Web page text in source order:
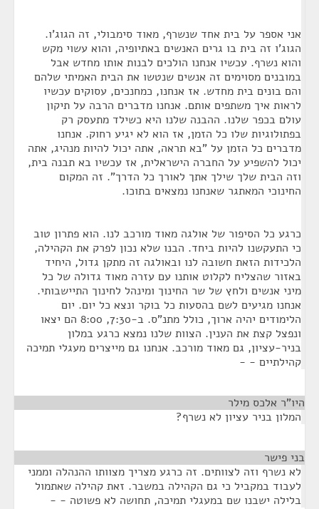
אני אספר על בית אחד שנשרף, מאוד סימבולי, זה הגוג'ו.
הגוג'ו זה בית בו גרים האנשים באתיופיה, והוא עשוי מקש
והוא נשרף. עכשיו אנחנו הולכים לבנות אותו מחדש אבל
במובנים מסוימים זה אנשים שנטשו את הבית האמיתי שלהם
והם בונים בית מחדש. אז אנחנו, כמחנכים, עסוקים עכשיו
לראות איך משתפים אותם. אנחנו מדברים הרבה על תיקון
עולם בכפר שלנו. ההבנה שלנו היא כשילד מתעסק רק
בפתולוגיות שלו כל הזמן, אז הוא לא יגיע רחוק. אנחנו
מדברים כל הזמן על "בא תראה, אתה יכול להיות מנהיג, אתה
יכול להשפיע על החברה הישראלית, אז עכשיו בא תבנה בית,
וזה הבית שלך שילך אתך לאורך כל הדרך". זה המקום
החינוכי המאתגר שאנחנו נמצאים בתוכו.
כרגע כל הסיפור של אולגה מאוד מורכב לנו. הוא פתרון טוב
כי התעקשנו להיות ביחד. הבנו שלא נכון לפרק את הקהילה,
הלכידות הזאת חשובה לנו ובאולגה זה מתקן גדול, היחיד
באזור שהצליח לקלוט אותנו עם עזרה מאוד גדולה של כל
מיני אנשים ולחץ של שר החינוך ומינהל לחינוך התיישבותי.
אנחנו מגיעים לשם בהסעות כל בוקר ונצא כל יום. יום
הלימודים יהיה ארוך, כולל מתנ"ס. ב-7:30, 8:00 הם יצאו
ונפצל קצת את הענין. הצוות שלנו נמצא כרגע במלון
בניר-עציון, גם מאוד מורכב. אנחנו גם מייצרים מעגלי תמיכה
קהילתיים - -
היו"ר אלכס מילר
המלון בניר עציון לא נשרף?
בני פישר
לא נשרף וזה לצוותים. זה כרגע מצריך מצוותו ההנהלה וממני
לעבוד במקביל כי גם הקהילה במשבר. זאת קהילה שאתמול
בלילה ישבנו שם במעגלי תמיכה, תחושה לא פשוטה - -